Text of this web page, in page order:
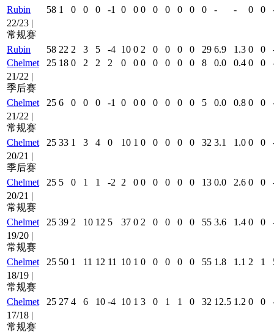
Rubin 58 1 0 0 0 -1 0 0 0 0 0 0 0 0 - - 0 0
22/23 |
常规赛
Rubin
58 22 2 3 5 -4 10 0 2 0 0 0 0 29 6.9 1.3 0 0
Chelmet
25 18 0 2 2 2 0 0 0 0 0 0 0 8 0.0 0.4 0 0
21/22 |
季后赛
Chelmet
25 6 0 0 0 -1 0 0 0 0 0 0 0 5 0.0 0.8 0 0
21/22 |
常规赛
Chelmet
25 33 1 3 4 0 10 1 0 0 0 0 0 32 3.1 1.0 0 0
20/21 |
季后赛
Chelmet
25 5 0 1 1 -2 2 0 0 0 0 0 0 13 0.0 2.6 0 0
20/21 |
常规赛
Chelmet
25 39 2 10 12 5 37 0 2 0 0 0 0 55 3.6 1.4 0 0
19/20 |
常规赛
Chelmet
25 50 1 11 12 11 10 1 0 0 0 0 0 55 1.8 1.1 2 1
18/19 |
常规赛
Chelmet
25 27 4 6 10 -4 10 1 3 0 1 1 0 32 12.5 1.2 0 0
17/18 |
常规赛